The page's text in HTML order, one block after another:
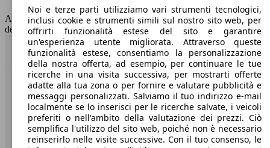
Capacità del serbatoio
37 l
AutoScout24 non si assume alcuna responsabilità per la correttezza
dei dati.
Torna su
Benvenuti su AutoScout24, il mercato auto europeo.
Società
Noi e terze parti utilizziamo vari strumenti tecnologici,
inclusi cookie e strumenti simili sul nostro sito web, per
offrirti funzionalità estese del sito e garantire
un'esperienza utente migliorata. Attraverso queste
funzionalità estese, consentiamo la personalizzazione
della nostra offerta, ad esempio, per continuare le tue
ricerche in una visita successiva, per mostrarti offerte
adatte alla tua zona o per fornire e valutare pubblicità e
messaggi personalizzati. Salviamo il tuo indirizzo e-mail
localmente se lo inserisci per le ricerche salvate, i veicoli
preferiti o nell'ambito della valutazione dei prezzi. Ciò
semplifica l'utilizzo del sito web, poiché non è necessario
reinserirlo nelle visite successive. Con il tuo consenso, le